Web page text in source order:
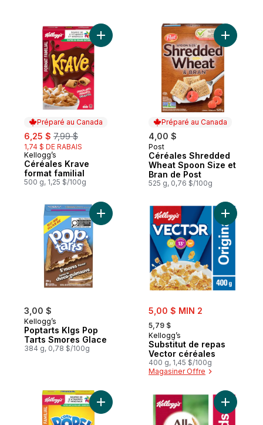
Préparé au Canada
sale:
6,25 $ , formerly:
7,99 $
1,74 $ DE RABAIS
Préparé au Canada
Kellogg’s
Céréales Krave
format familial
500 g, 1,25 $/100g
Ajouter Céréales Krave format familial au
Préparé au Canada
4,00 $
Préparé au Canada
Post
Céréales Shredded
Wheat Spoon Size et
Bran de Post
525 g, 0,76 $/100g
Ajouter
3,00 $
Kellogg’s
Poptarts Klgs Pop
Tarts Smores Glace
384 g, 0,78 $/100g
Ajouter Poptarts Klgs Pop Tarts Smores
sale:
5,00 $ MIN 2
, formerly:
5,79 $
Kellogg’s
Substitut de repas
Vector céréales
400 g, 1,45 $/100g
Magasiner Offre
Ajouter
Ajouter Corn Pops Céréales Corn Pops,
Ajouter